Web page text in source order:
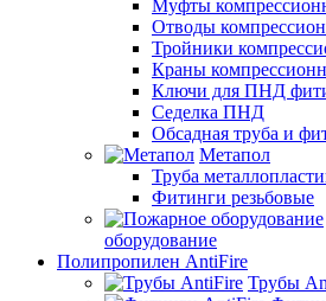
Муфты
Отводы
Тройники
Краны
Ключи для ПНД
Седелка ПНД
Обсадная труба и
Метапол
Труба
Фитинги резьбовые
оборудование
Полипропилен AntiFire
Трубы